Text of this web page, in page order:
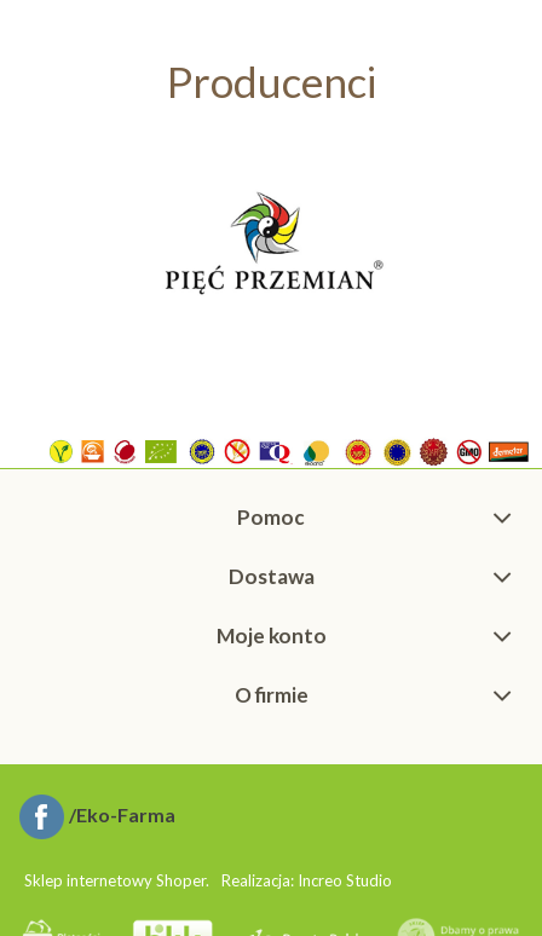
Producenci
Pomoc
Dostawa
Moje konto
O firmie
/Eko-Farma
Sklep internetowy Shoper. Realizacja: Increo Studio